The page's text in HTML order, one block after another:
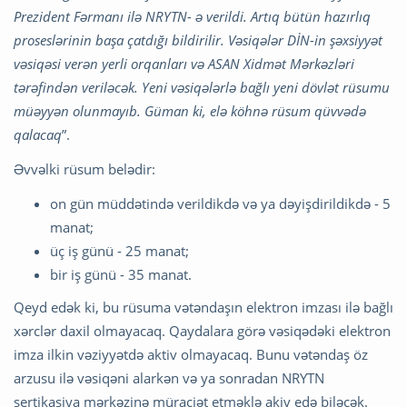
Prezident Fərmanı ilə NRYTN- ə verildi. Artıq bütün hazırlıq
proseslərinin başa çatdığı bildirilir. Vəsiqələr DİN-in şəxsiyyət
vəsiqəsi verən yerli orqanları və ASAN Xidmət Mərkəzləri
tərəfindən veriləcək. Yeni vəsiqələrlə bağlı yeni dövlət rüsumu
müəyyən olunmayıb. Güman ki, elə köhnə rüsum qüvvədə
qalacaq”.
Əvvəlki rüsum belədir:
on gün müddətində verildikdə və ya dəyişdirildikdə - 5
manat;
üç iş günü - 25 manat;
bir iş günü - 35 manat.
Qeyd edək ki, bu rüsuma vətəndaşın elektron imzası ilə bağlı
xərclər daxil olmayacaq. Qaydalara görə vəsiqədəki elektron
imza ilkin vəziyyətdə aktiv olmayacaq. Bunu vətəndaş öz
arzusu ilə vəsiqəni alarkən və ya sonradan NRYTN
sertikasiya mərkəzinə müraciət etməklə akiv edə biləcək.